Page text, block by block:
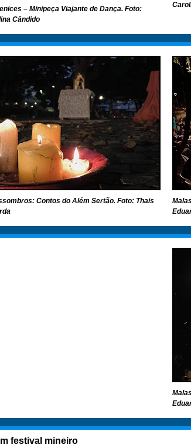
– Minipeça Viajante de Dança. Foto:
Cândido
Contos do Além Sertão. Foto: Thais
festival mineiro